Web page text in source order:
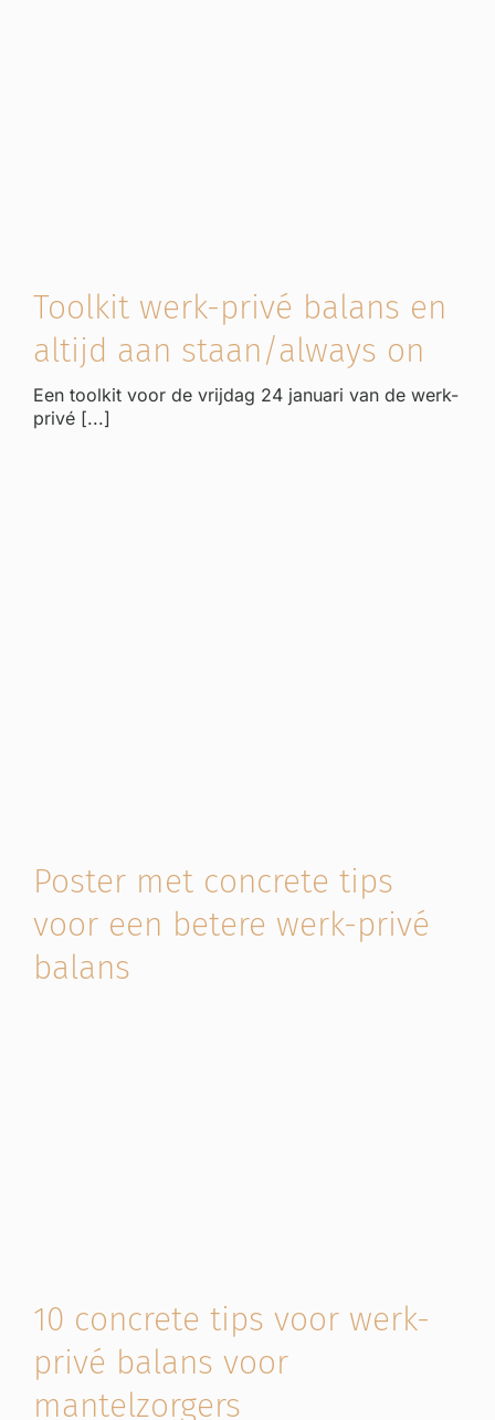
Toolkit werk-privé balans en
altijd aan staan/always on
Een toolkit voor de vrijdag 24 januari van de werk-
privé [...]
Poster met concrete tips
voor een betere werk-privé
balans
10 concrete tips voor werk-
privé balans voor
mantelzorgers